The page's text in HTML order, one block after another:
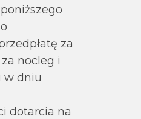
za
nocleg i
w dniu
dotarcia na